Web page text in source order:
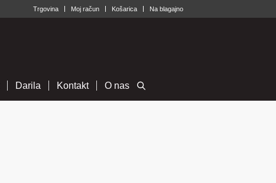
Trgovina Moj račun Košarica Na blagajno
Darila Kontakt O nas